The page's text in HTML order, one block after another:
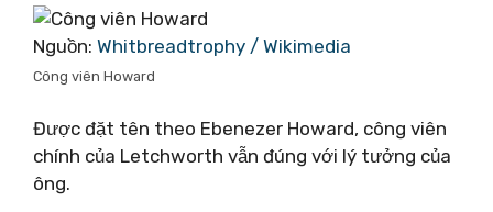
Nguồn: Whitbreadtrophy / Wikimedia
Công viên Howard
Được đặt tên theo Ebenezer Howard, công viên
chính của Letchworth vẫn đúng với lý tưởng của
ông.